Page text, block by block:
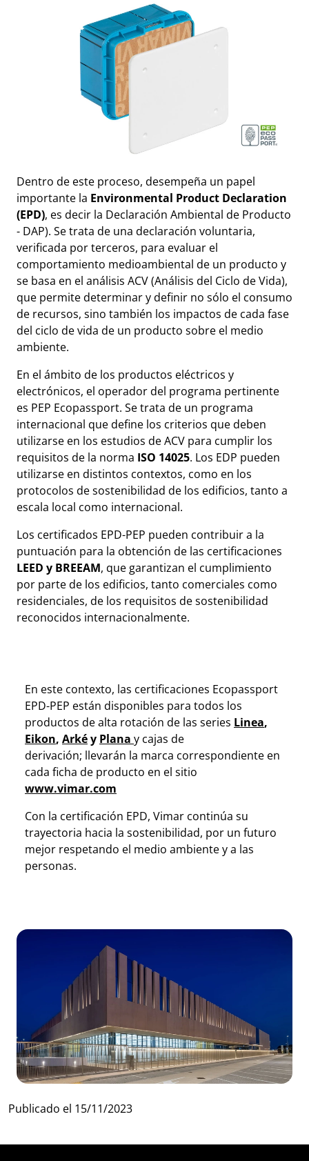
Dentro de este proceso, desempeña un papel
importante la Environmental Product Declaration
(EPD), es decir la Declaración Ambiental de Producto
- DAP). Se trata de una declaración voluntaria,
verificada por terceros, para evaluar el
comportamiento medioambiental de un producto y
se basa en el análisis ACV (Análisis del Ciclo de Vida),
que permite determinar y definir no sólo el consumo
de recursos, sino también los impactos de cada fase
del ciclo de vida de un producto sobre el medio
ambiente.
En el ámbito de los productos eléctricos y
electrónicos, el operador del programa pertinente
es PEP Ecopassport. Se trata de un programa
internacional que define los criterios que deben
utilizarse en los estudios de ACV para cumplir los
requisitos de la norma ISO 14025. Los EDP pueden
utilizarse en distintos contextos, como en los
protocolos de sostenibilidad de los edificios, tanto a
escala local como internacional.
Los certificados EPD-PEP pueden contribuir a la
puntuación para la obtención de las certificaciones
LEED y BREEAM, que garantizan el cumplimiento
por parte de los edificios, tanto comerciales como
residenciales, de los requisitos de sostenibilidad
reconocidos internacionalmente.
En este contexto, las certificaciones Ecopassport
EPD-PEP están disponibles para todos los
productos de alta rotación de las series Linea,
Eikon, Arkéy Plana y cajas de
derivación; llevarán la marca correspondiente en
cada ficha de producto en el sitio
www.vimar.com
Con la certificación EPD, Vimar continúa su
trayectoria hacia la sostenibilidad, por un futuro
mejor respetando el medio ambiente y a las
personas.
Publicado el 15/11/2023